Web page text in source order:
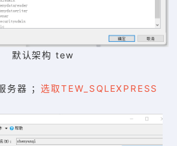
默认架构 tew
务器 ；选取TEW_SQLEXPRESS